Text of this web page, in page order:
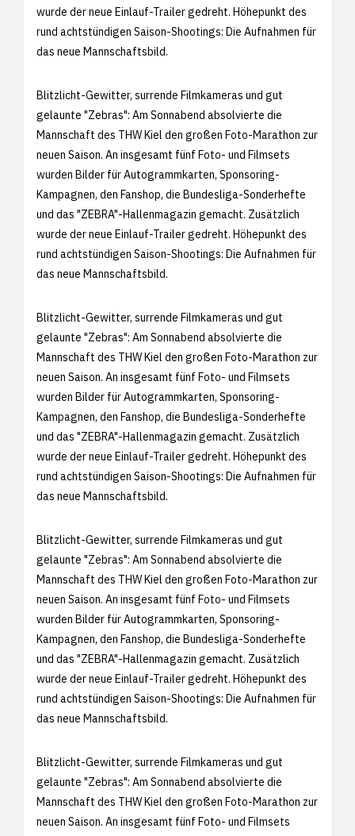
wurde der neue Einlauf-Trailer gedreht. Höhepunkt des
rund achtstündigen Saison-Shootings: Die Aufnahmen für
das neue Mannschaftsbild.
Blitzlicht-Gewitter, surrende Filmkameras und gut
gelaunte "Zebras": Am Sonnabend absolvierte die
Mannschaft des THW Kiel den großen Foto-Marathon zur
neuen Saison. An insgesamt fünf Foto- und Filmsets
wurden Bilder für Autogrammkarten, Sponsoring-
Kampagnen, den Fanshop, die Bundesliga-Sonderhefte
und das "ZEBRA"-Hallenmagazin gemacht. Zusätzlich
wurde der neue Einlauf-Trailer gedreht. Höhepunkt des
rund achtstündigen Saison-Shootings: Die Aufnahmen für
das neue Mannschaftsbild.
Blitzlicht-Gewitter, surrende Filmkameras und gut
gelaunte "Zebras": Am Sonnabend absolvierte die
Mannschaft des THW Kiel den großen Foto-Marathon zur
neuen Saison. An insgesamt fünf Foto- und Filmsets
wurden Bilder für Autogrammkarten, Sponsoring-
Kampagnen, den Fanshop, die Bundesliga-Sonderhefte
und das "ZEBRA"-Hallenmagazin gemacht. Zusätzlich
wurde der neue Einlauf-Trailer gedreht. Höhepunkt des
rund achtstündigen Saison-Shootings: Die Aufnahmen für
das neue Mannschaftsbild.
Blitzlicht-Gewitter, surrende Filmkameras und gut
gelaunte "Zebras": Am Sonnabend absolvierte die
Mannschaft des THW Kiel den großen Foto-Marathon zur
neuen Saison. An insgesamt fünf Foto- und Filmsets
wurden Bilder für Autogrammkarten, Sponsoring-
Kampagnen, den Fanshop, die Bundesliga-Sonderhefte
und das "ZEBRA"-Hallenmagazin gemacht. Zusätzlich
wurde der neue Einlauf-Trailer gedreht. Höhepunkt des
rund achtstündigen Saison-Shootings: Die Aufnahmen für
das neue Mannschaftsbild.
Blitzlicht-Gewitter, surrende Filmkameras und gut
gelaunte "Zebras": Am Sonnabend absolvierte die
Mannschaft des THW Kiel den großen Foto-Marathon zur
neuen Saison. An insgesamt fünf Foto- und Filmsets